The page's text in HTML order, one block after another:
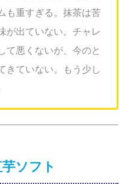
も重すぎる。抹茶は苦
が出ていない。チャレ
て悪くないが、今のと
きていない。もう少し
ソフト